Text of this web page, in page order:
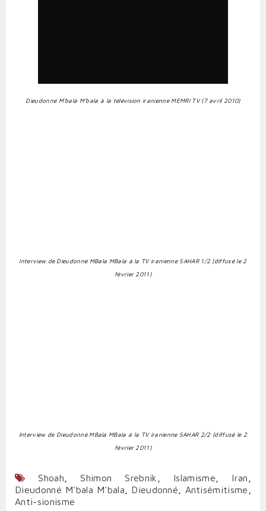
Dieudonné M'bala M'bala à la télévision iranienne MEMRI TV (7 avril 2010)
Interview de Dieudonné MBala MBala à la TV iranienne SAHAR 1/2 (diffusé le 2
février 2011)
Interview de Dieudonné MBala MBala à la TV iranienne SAHAR 2/2 (diffusé le 2
février 2011)
Shoah ,Shimon Srebnik Islamisme Iran
Dieudonné M'bala M'bala
Dieudonné Antisémitisme
Anti-sionisme